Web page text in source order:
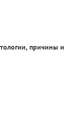
причины и